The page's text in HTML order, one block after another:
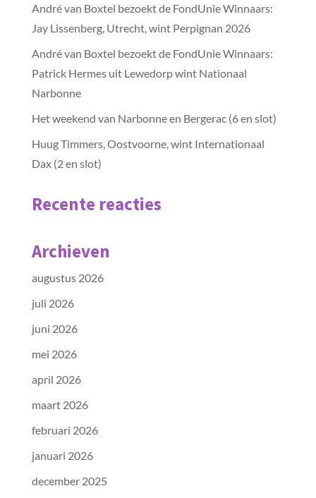
André van Boxtel bezoekt de FondUnie Winnaars:
Jay Lissenberg, Utrecht, wint Perpignan 2026
André van Boxtel bezoekt de FondUnie Winnaars:
Patrick Hermes uit Lewedorp wint Nationaal
Narbonne
Het weekend van Narbonne en Bergerac (6 en slot)
Huug Timmers, Oostvoorne, wint Internationaal
Dax (2 en slot)
Recente reacties
Archieven
augustus 2026
juli 2026
juni 2026
mei 2026
april 2026
maart 2026
februari 2026
januari 2026
december 2025